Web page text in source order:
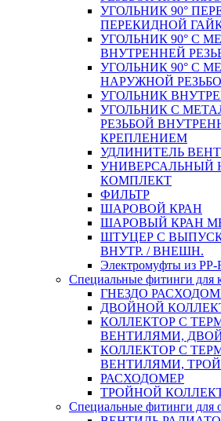
УГОЛЬНИК 90°
ПЕРЕКИДНОЙ
УГОЛЬНИК 90° С
ВНУТРЕННEЙ
УГОЛЬНИК 90° С
НАРУЖНОЙ
УГОЛЬНИК
УГОЛЬНИК С
РЕЗЬБОЙ
КРЕПЛЕНИЕМ
УДЛИНИТЕЛЬ
УНИВЕРСАЛЬНЫЙ
КОМПЛЕКТ
ФИЛЬТР
ШАРОВОЙ КРАН
ШАРОВЫЙ КРАН
ШТУЦЕР С
ВНУТР. / ВНЕШН.
Электромуфты из PP-
Специальные фитинги для
ГНЕЗДО
ДВОЙНОЙ
КОЛЛЕКТОР С
ВЕНТИЛЯМИ,
КОЛЛЕКТОР С
ВЕНТИЛЯМИ,
РАСХОДОМЕР
ТРОЙНОЙ
Специальные фитинги для